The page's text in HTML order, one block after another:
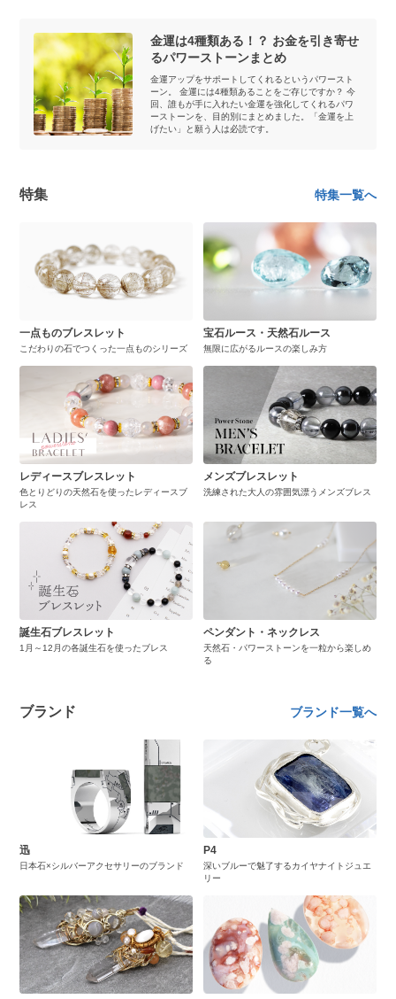
金運は4種類ある！？ お金を引き寄せ
るパワーストーンまとめ
金運アップをサポートしてくれるというパワースト
ーン。 金運には4種類あることをご存じですか？ 今
回、誰もが手に入れたい金運を強化してくれるパワ
ーストーンを、目的別にまとめました。「金運を上
げたい」と願う人は必読です。
特集 特集一覧へ
一点ものブレスレット
こだわりの石でつくった一点ものシリーズ
宝石ルース・天然石ルース
無限に広がるルースの楽しみ方
レディースブレスレット
色とりどりの天然石を使ったレディースブ
レス
メンズブレスレット
洗練された大人の雰囲気漂うメンズブレス
誕生石ブレスレット
1月～12月の各誕生石を使ったブレス
ペンダント・ネックレス
天然石・パワーストーンを一粒から楽しめ
る
ブランド ブランド一覧へ
迅
日本石×シルバーアクセサリーのブランド
P4
深いブルーで魅了するカイヤナイトジュエ
リー